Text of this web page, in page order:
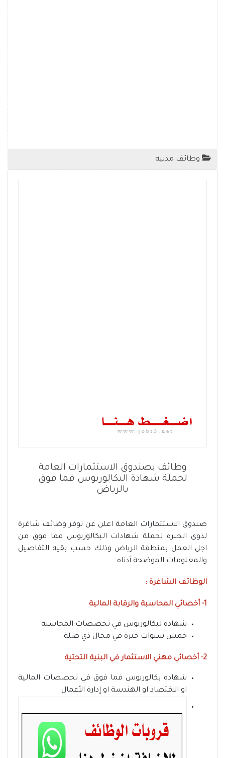
وظائف مدنية
وظائف بصندوق الاستثمارات العامة
لحملة شهادة البكالوريوس فما فوق
بالرياض
صندوق الاستثمارات العامة اعلن عن توفر وظائف شاغرة
لذوي الخبرة لحملة شهادات البكالوريوس فما فوق من
اجل العمل بمنطقة الرياض وذلك حسب بقية التفاصيل
والمعلومات الموضحة أدناه :
الوظائف الشاغرة :
1- أخصائي المحاسبة والرقابة المالية
شهادة لبكالوريوس في تخصصات المحاسبة
خمس سنوات خبرة في مجال ذي صلة.
2- أخصائي مهني الاستثمار في البنية التحتية
شهادة بكالوريوس فما فوق في تخصصات المالية
او الاقتصاد او الهندسة او إدارة الأعمال